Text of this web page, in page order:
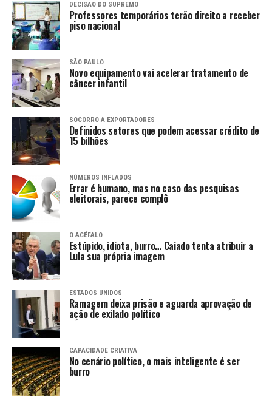
DECISÃO DO SUPREMO
Professores temporários terão direito a receber
piso nacional
SÃO PAULO
Novo equipamento vai acelerar tratamento de
câncer infantil
SOCORRO A EXPORTADORES
Definidos setores que podem acessar crédito de
15 bilhões
NÚMEROS INFLADOS
Errar é humano, mas no caso das pesquisas
eleitorais, parece complô
O ACÉFALO
Estúpido, idiota, burro… Caiado tenta atribuir a
Lula sua própria imagem
ESTADOS UNIDOS
Ramagem deixa prisão e aguarda aprovação de
ação de exilado político
CAPACIDADE CRIATIVA
No cenário político, o mais inteligente é ser
burro